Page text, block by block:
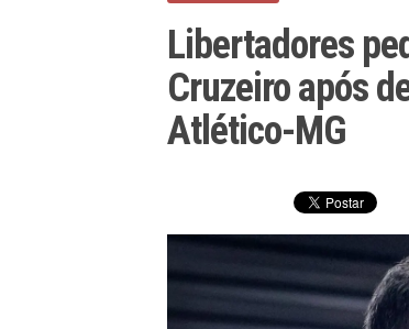
Libertadores
Cruzeiro após
Atlético-MG